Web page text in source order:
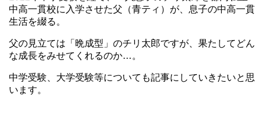
中高一貫校に入学させた父（青ティ）が、息子の中高一貫
生活を綴る。
父の見立ては「晩成型」のチリ太郎ですが、果たしてどん
な成長をみせてくれるのか…。
中学受験、大学受験等についても記事にしていきたいと思
います。